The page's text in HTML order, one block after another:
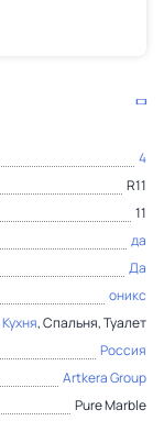
4
R11
11
да
Да
оникс
Кухня, Спальня, Туалет
Россия
Artkera Group
Pure Marble